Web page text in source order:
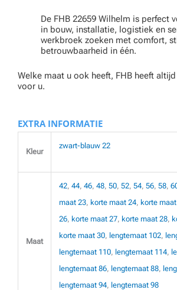
De FHB 22659 Wilhelm is perfect
in bouw, installatie, logistiek en
werkbroek zoeken met comfort,
betrouwbaarheid in één.
Welke maat u ook heeft, FHB heeft
voor u.
EXTRA INFORMATIE
Kleur
zwart-blauw 22
Maat
42, 44, 46, 48, 50, 52, 54, 56, 58,
maat 23, korte maat 24, korte
26, korte maat 27, korte maat 28,
korte maat 30, lengtemaat 102,
lengtemaat 110, lengtemaat 114,
lengtemaat 86, lengtemaat 88,
lengtemaat 94, lengtemaat 98